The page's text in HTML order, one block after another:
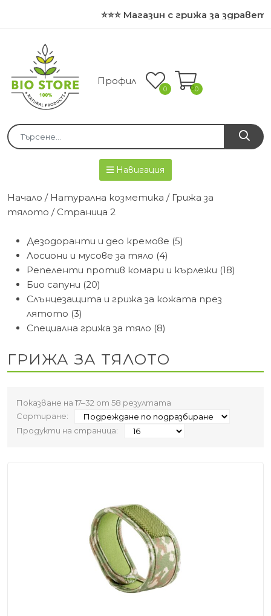
⭐⭐⭐ Магазин с грижа за здравето и
Профил
0 0
Навигация
Начало / Натурална козметика / Грижа за
тялото / Страница 2
Дезодоранти и део кремове (5)
Лосиони и мусове за тяло (4)
Репеленти против комари и кърлежи (18)
Био сапуни (20)
Слънцезащита и грижа за кожата през
лятото (3)
Специална грижа за тяло (8)
ГРИЖА ЗА ТЯЛОТО
Показване на 17–32 от 58 резултата
Сортиране:
Продукти на страница: